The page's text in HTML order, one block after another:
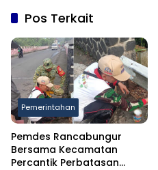
Pos Terkait
Pemerintahan
Pemdes Rancabungur
Bersama Kecamatan
Percantik Perbatasan